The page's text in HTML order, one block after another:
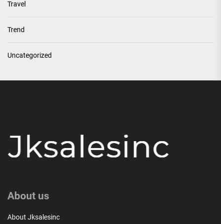
Travel
Trend
Uncategorized
About us
About Jksalesinc